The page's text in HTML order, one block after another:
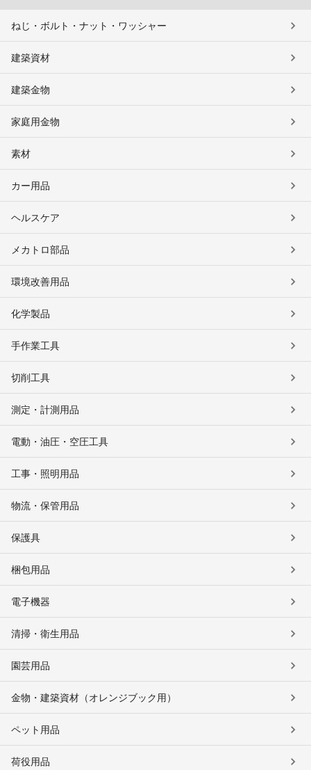
ねじ・ボルト・ナット・ワッシャー
建築資材
建築金物
家庭用金物
素材
カー用品
ヘルスケア
メカトロ部品
環境改善用品
化学製品
手作業工具
切削工具
測定・計測用品
電動・油圧・空圧工具
工事・照明用品
物流・保管用品
保護具
梱包用品
電子機器
清掃・衛生用品
園芸用品
金物・建築資材（オレンジブック用）
ペット用品
荷役用品